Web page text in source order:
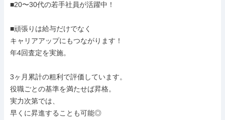
■20〜30代の若手社員が活躍中！
■頑張りは給与だけでなく
キャリアアップにもつながります！
年4回査定を実施。
3ヶ月累計の粗利で評価しています。
役職ごとの基準を満たせば昇格。
実力次第では、
早くに昇進することも可能◎